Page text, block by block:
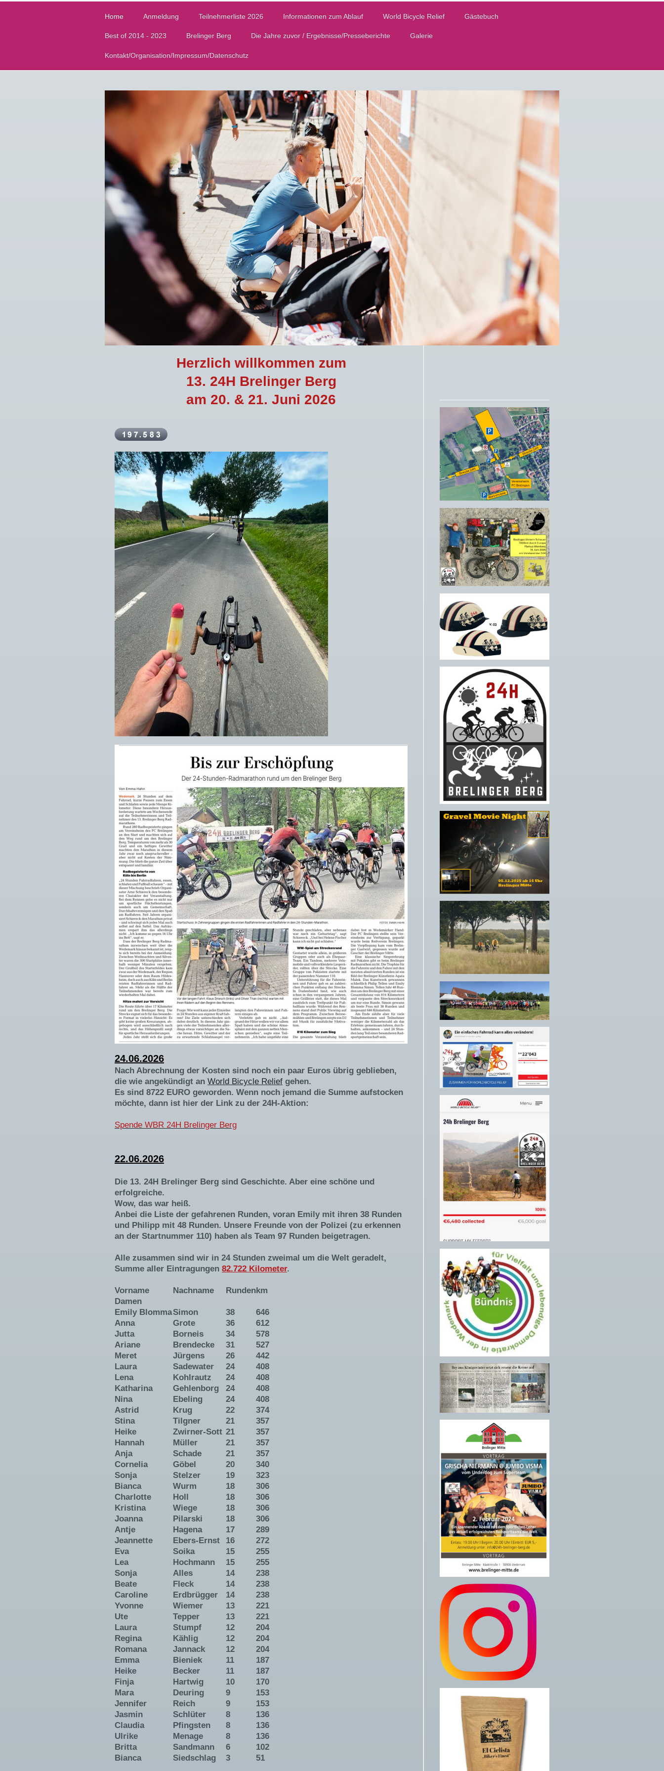
Home Anmeldung Teilnehmerliste 2026 Informationen zum Ablauf World Bicycle Relief Gästebuch
Best of 2014 - 2023 Brelinger Berg Die Jahre zuvor / Ergebnisse/Presseberichte Galerie
Kontakt/Organisation/Impressum/Datenschutz
Herzlich willkommen zum
13. 24H Brelinger Berg
am 20. & 21. Juni 2026
24.06.2026
Nach Abrechnung der Kosten sind noch ein paar Euros übrig geblieben,
die wie angekündigt an World Bicycle Relief gehen.
Es sind 8722 EURO geworden. Wenn noch jemand die Summe aufstocken
möchte, dann ist hier der Link zu der 24H-Aktion:
Spende WBR 24H Brelinger Berg
22.06.2026
Die 13. 24H Brelinger Berg sind Geschichte. Aber eine schöne und
erfolgreiche.
Wow, das war heiß.
Anbei die Liste der gefahrenen Runden, voran Emily mit ihren 38 Runden
und Philipp mit 48 Runden. Unsere Freunde von der Polizei (zu erkennen
an der Startnummer 110) haben als Team 97 Runden beigetragen.
Alle zusammen sind wir in 24 Stunden zweimal um die Welt geradelt,
Summe aller Eintragungen 82.722 Kilometer.
Vorname Nachname Rundenkm
Damen
Emily BlommaSimon 38
646
Anna
Grote 36
612
Jutta
Borneis 34
578
Ariane
Brendecke 31
527
Meret
Jürgens 26
442
Laura
Sadewater 24
408
Lena
Kohlrautz 24
408
Katharina
Gehlenborg 24
408
Nina
Ebeling 24
408
Astrid
Krug 22
374
Stina
Tilgner 21
357
Heike
Zwirner-Sott 21
357
Hannah
Müller 21
357
Anja
Schade 21
357
Cornelia
Göbel 20
340
Sonja
Stelzer 19
323
Bianca
Wurm 18
306
Charlotte
Holl 18
306
Kristina
Wiege 18
306
Joanna
Pilarski 18
306
Antje
Hagena 17
289
Jeannette
Ebers-Ernst 16
272
Eva
Soika 15
255
Lea
Hochmann 15
255
Sonja
Alles 14
238
Beate
Fleck 14
238
Caroline
Erdbrügger 14
238
Yvonne
Wiemer 13
221
Ute
Tepper 13
221
Laura
Stumpf 12
204
Regina
Kählig 12
204
Romana
Jannack 12
204
Emma
Bieniek 11
187
Heike
Becker 11
187
Finja
Hartwig 10
170
Mara
Deuring 9
153
Jennifer
Reich 9
153
Jasmin
Schlüter 8
136
Claudia
Pfingsten 8
136
Ulrike
Menage 8
136
Britta
Sandmann 6
102
Bianca
Siedschlag 3 51